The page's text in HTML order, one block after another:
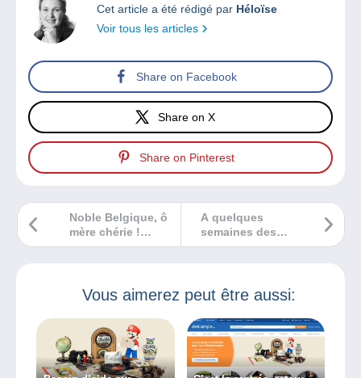
Cet article a été rédigé par Héloïse
Voir tous les articles
Share on Facebook
Share on X
Share on Pinterest
A quelques
semaines des
fêtes de fin
jeunesse en BD !
Noble Belgique, ô
mère chérie !
Personnalisation
cartophilie,
l’affiche politique
et le dessin de
presse
Vous aimerez peut être aussi: